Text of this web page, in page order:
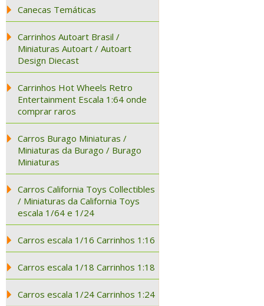
Canecas Temáticas
Carrinhos Autoart Brasil /
Miniaturas Autoart / Autoart
Design Diecast
Carrinhos Hot Wheels Retro
Entertainment Escala 1:64 onde
comprar raros
Carros Burago Miniaturas /
Miniaturas da Burago / Burago
Miniaturas
Carros California Toys Collectibles
/ Miniaturas da California Toys
escala 1/64 e 1/24
Carros escala 1/16 Carrinhos 1:16
Carros escala 1/18 Carrinhos 1:18
Carros escala 1/24 Carrinhos 1:24